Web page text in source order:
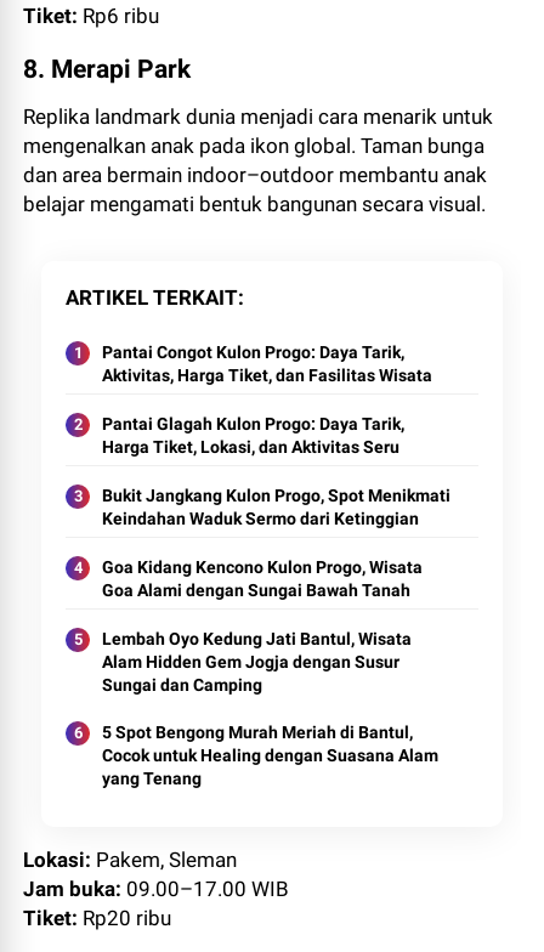
Tiket: Rp6 ribu
8. Merapi Park
Replika landmark dunia menjadi cara menarik untuk
mengenalkan anak pada ikon global. Taman bunga
dan area bermain indoor–outdoor membantu anak
belajar mengamati bentuk bangunan secara visual.
ARTIKEL TERKAIT
Pantai Congot Kulon Progo: Daya Tarik,
Aktivitas, Harga Tiket, dan Fasilitas Wisata
Pantai Glagah Kulon Progo: Daya Tarik,
Harga Tiket, Lokasi, dan Aktivitas Seru
Bukit Jangkang Kulon Progo, Spot Menikmati
Keindahan Waduk Sermo dari Ketinggian
Goa Kidang Kencono Kulon Progo, Wisata
Goa Alami dengan Sungai Bawah Tanah
Lembah Oyo Kedung Jati Bantul, Wisata
Alam Hidden Gem Jogja dengan Susur
Sungai dan Camping
5 Spot Bengong Murah Meriah di Bantul,
Cocok untuk Healing dengan Suasana Alam
yang Tenang
Lokasi: Pakem, Sleman
Jam buka: 09.00–17.00 WIB
Tiket: Rp20 ribu